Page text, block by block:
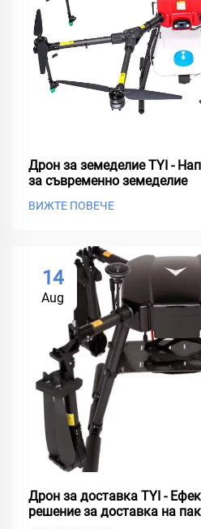
Дрон за земеделие TYI -
за съвременно земеделие
ВИЖТЕ ПОВЕЧЕ
14
Aug
Дрон за доставка TYI -
решение за доставка на